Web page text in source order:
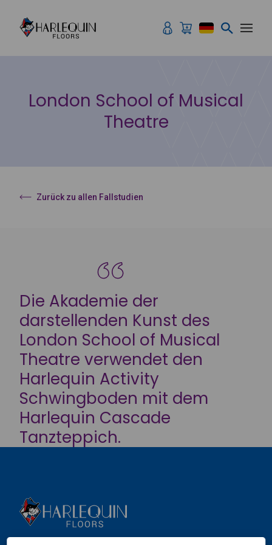
London School of Musical
Theatre
Zurück zu allen Fallstudien
Die Akademie der
darstellenden Kunst des
London School of Musical
Theatre verwendet den
Harlequin Activity
Schwingboden mit dem
Harlequin Cascade
Tanzteppich.